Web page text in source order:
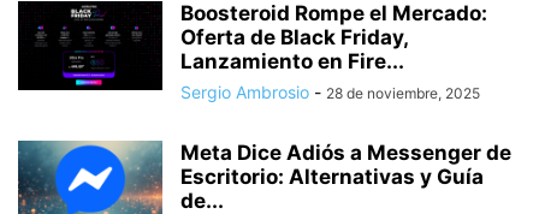
Boosteroid Rompe el Mercado:
Oferta de Black Friday,
Lanzamiento en Fire...
Sergio Ambrosio - 28 de noviembre, 2025
Meta Dice Adiós a Messenger de
Escritorio: Alternativas y Guía
de...